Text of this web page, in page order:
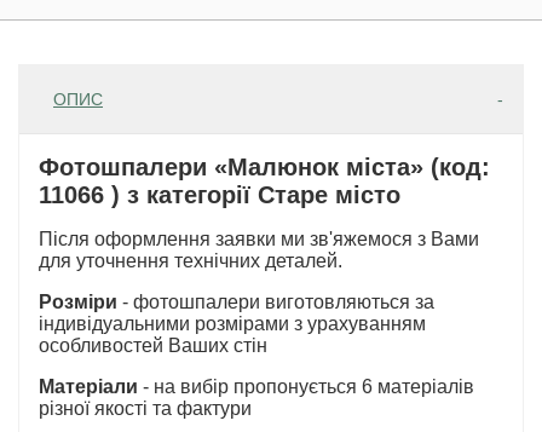
ОПИС
Фотошпалери «Малюнок міста» (код:
11066 ) з категорії Старе місто
Після оформлення заявки ми зв'яжемося з Вами
для уточнення технічних деталей.
Розміри - фотошпалери виготовляються за
індивідуальними розмірами з урахуванням
особливостей Ваших стін
Матеріали - на вибір пропонується 6 матеріалів
різної якості та фактури